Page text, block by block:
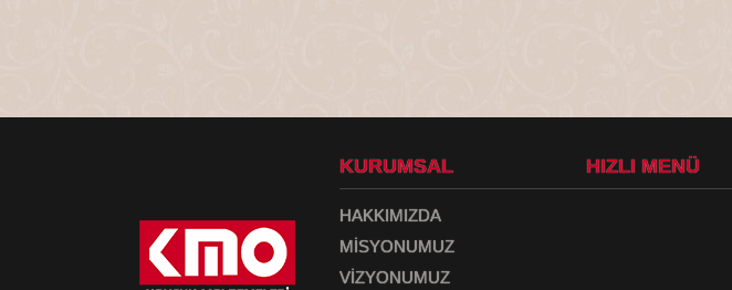
KURUMSAL
HAKKIMIZDA
MİSYONUMUZ
VİZYONUMUZ
HIZLI MENÜ